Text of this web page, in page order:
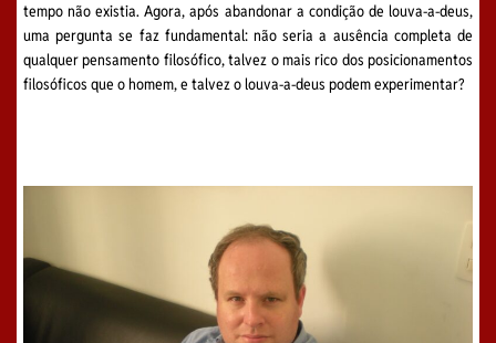
tempo não existia. Agora, após abandonar a condição de louva-a-deus,
uma pergunta se faz fundamental: não seria a ausência completa de
qualquer pensamento filosófico, talvez o mais rico dos posicionamentos
filosóficos que o homem, e talvez o louva-a-deus podem experimentar?